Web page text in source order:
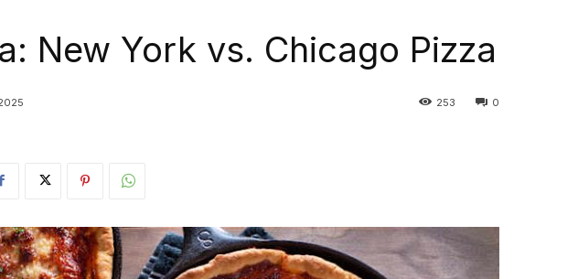
New York vs. Chicago Pizza
0
253